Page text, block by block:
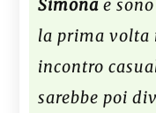
Simonae
la prima volta
incontro
sarebbe poi